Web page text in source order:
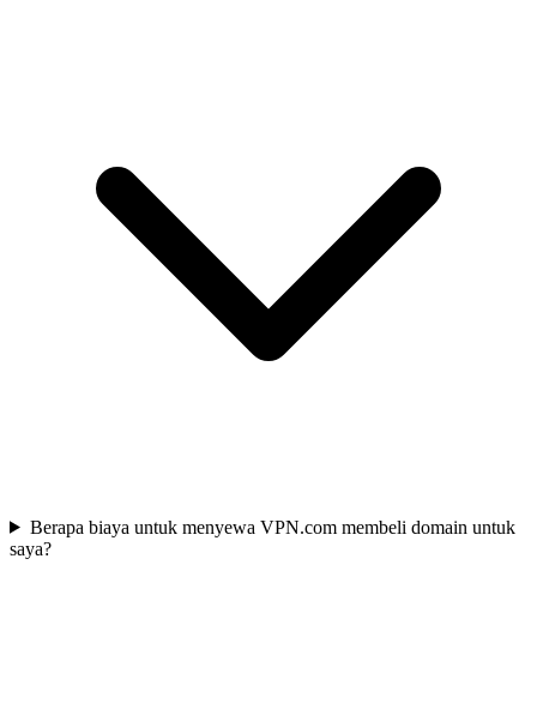
Berapa biaya untuk menyewa VPN.com membeli domain untuk
saya?